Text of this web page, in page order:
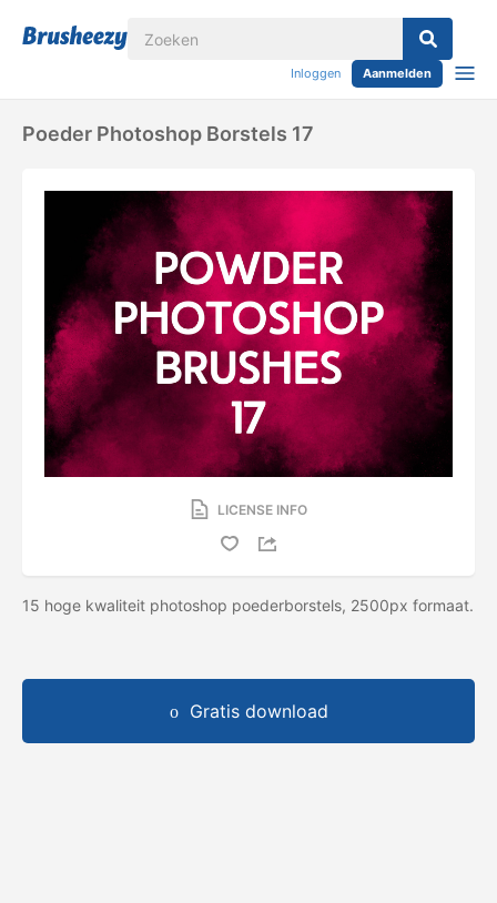
Inloggen Aanmelden
Poeder Photoshop Borstels 17
LICENSE INFO
15 hoge kwaliteit photoshop poederborstels, 2500px formaat.
Gratis download